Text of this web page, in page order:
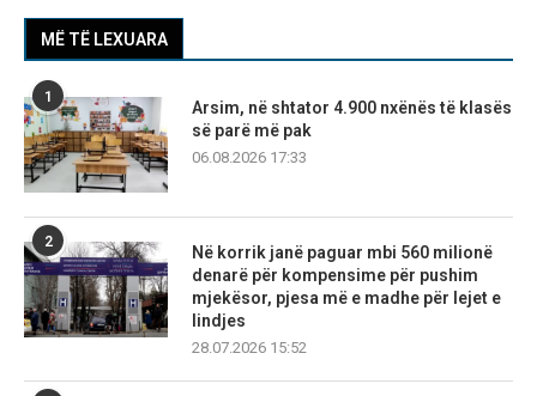
MË TË LEXUARA
1
Arsim, në shtator 4.900 nxënës të klasës
së parë më pak
06.08.2026 17:33
2
Në korrik janë paguar mbi 560 milionë
denarë për kompensime për pushim
mjekësor, pjesa më e madhe për lejet e
lindjes
28.07.2026 15:52